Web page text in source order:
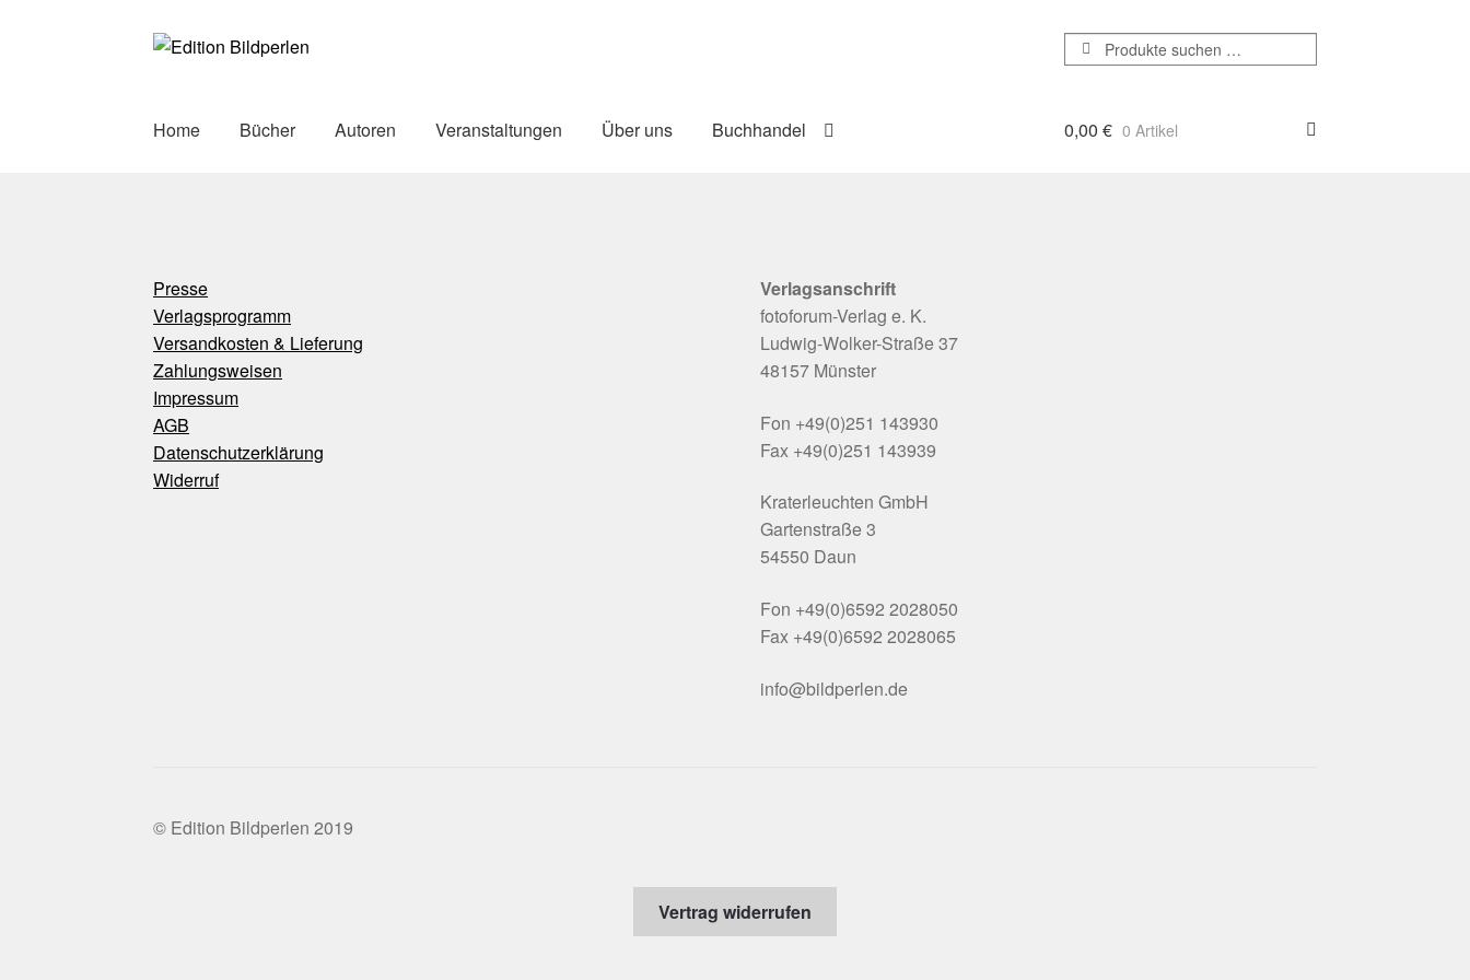
Zur
Zum
Suchen
nach:
Suchen
Home Bücher Autoren Veranstaltungen Über uns Buchhandel 0,00 € 0 Artikel
Presse
Verlagsprogramm
Versandkosten & Lieferung
Zahlungsweisen
Impressum
AGB
Datenschutzerklärung
Widerruf
Verlagsanschrift
fotoforum-Verlag e. K.
Ludwig-Wolker-Straße 37
48157 Münster
Fon +49(0)251 143930
Fax +49(0)251 143939
Kraterleuchten GmbH
Gartenstraße 3
54550 Daun
Fon +49(0)6592 2028050
Fax +49(0)6592 2028065
info@bildperlen.de
© Edition Bildperlen 2019
Vertrag widerrufen